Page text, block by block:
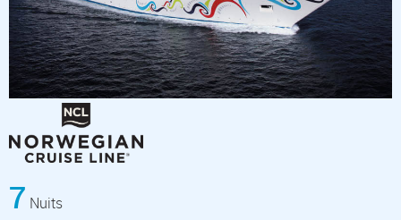
7 Nuits